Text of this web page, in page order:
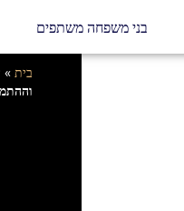
בני משפחה משתפים
בית »